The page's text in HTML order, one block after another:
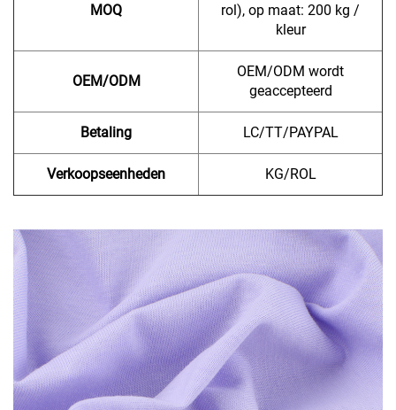
MOQ
rol), op maat: 200 kg /
kleur
OEM/ODM
OEM/ODM wordt
geaccepteerd
Betaling LC/TT/PAYPAL
Verkoopseenheden KG/ROL